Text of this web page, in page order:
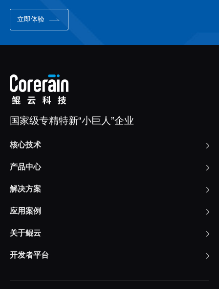
立即体验
国家级专精特新“小巨人”企业
核心技术
产品中心
解决方案
应用案例
关于鲲云
开发者平台